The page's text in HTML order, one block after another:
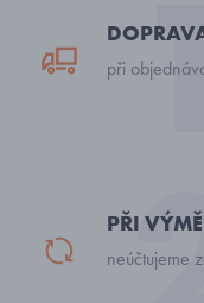
při
PŘI
neúčtujeme